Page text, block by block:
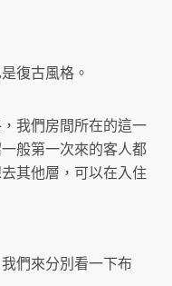
復古風格。
我們房間所在的這一
般第一次來的客人都
其他層，可以在入住
們來分別看一下布